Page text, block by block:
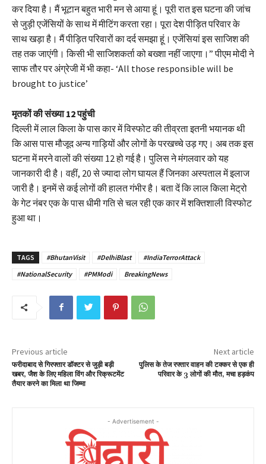
कर दिया है। मैं भूटान बहुत भारी मन से आया हूं। पूरी रात इस घटना की जांच
से जुड़ी एजेंसियों के साथ में मीटिंग करता रहा। पूरा देश पीड़ित परिवार के
साथ खड़ा है। मैं पीड़ित परिवारों का दर्द समझा हूं। एजेंसियां इस साजिश की
तह तक जाएंगी। किसी भी साजिशकर्ता को बख्शा नहीं जाएगा।” पीएम मोदी ने
साफ तौर पर अंग्रेजी में भी कहा- ‘All those responsible will be
brought to justice’
मृतकों की संख्या 12 पहुंची
दिल्ली में लाल किला के पास कार में विस्फोट की तीव्रता इतनी भयानक थी
कि आस पास मौजूद अन्य गाड़ियों और लोगों के परखच्चे उड़ गए। अब तक इस
घटना में मरने वालों की संख्या 12 हो गई है। पुलिस ने मंगलवार को यह
जानकारी दी है। वहीं, 20 से ज्यादा लोग घायल हैं जिनका अस्पताल में इलाज
जारी है। इनमें से कई लोगों की हालत गंभीर है। बता दें कि लाल किला मेट्रो
के गेट नंबर एक के पास धीमी गति से चल रही एक कार में शक्तिशाली विस्फोट
हुआ था।
TAGS #BhutanVisit #DelhiBlast
#IndiaTerrorAttack
#NationalSecurity
#PMModi BreakingNews
Previous article
फरीदाबाद से गिरफ्तार डॉक्टर से जुड़ी बड़ी
खबर, जैश के लिए महिला विंग और रिक्रूटमेंट
तैयार करने का मिला था जिम्मा
Next article
पुलिस के तेज रफ्तार वाहन की टक्कर से एक ही
परिवार के 3 लोगों की मौत, मचा हड़कंप
- Advertisement -